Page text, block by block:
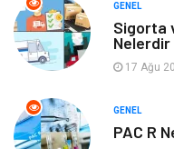
Tatil
Genel Kültür
GENEL
Sigorta
Nelerdir
17 Ağu
GENEL
PAC R